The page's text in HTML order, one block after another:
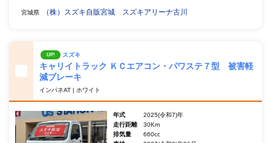
宮城県 （株）スズキ自販宮城 スズキアリーナ古川
UP! スズキ
キャリイトラック ＫＣエアコン・パワステ７型 被害軽
減ブレーキ
インパネAT | ホワイト
年式
2025(令和7)年
走行距離
30Km
排気量
660cc